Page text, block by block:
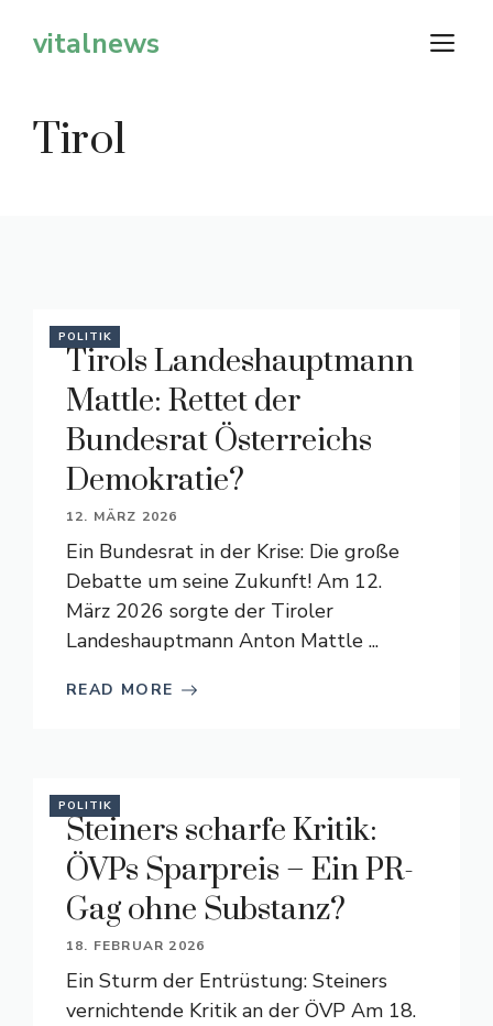
Inhaltvitalnews
Tirol
POLITIK
Tirols Landeshauptmann
Mattle: Rettet der
Bundesrat Österreichs
Demokratie?
12. MÄRZ 2026
Ein Bundesrat in der Krise: Die große
Debatte um seine Zukunft! Am 12.
März 2026 sorgte der Tiroler
Landeshauptmann Anton Mattle ...
READ MORE
POLITIK
Steiners scharfe Kritik:
ÖVPs Sparpreis – Ein PR-
Gag ohne Substanz?
18. FEBRUAR 2026
Ein Sturm der Entrüstung: Steiners
vernichtende Kritik an der ÖVP Am 18.